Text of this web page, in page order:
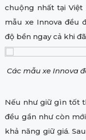
chuộng nhất tại Việt
mẫu xe Innova đều
độ bền ngay cả khi
Các mẫu xe Innova
Nếu như giữ gìn tốt
đều gần như còn
khả năng giữ giá.